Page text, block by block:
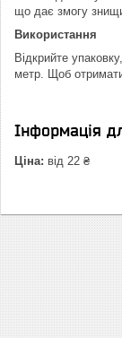
що дає змогу
Використання
Відкрийте
метр. Щоб отримати
Інформація
Ціна: від 22 ₴